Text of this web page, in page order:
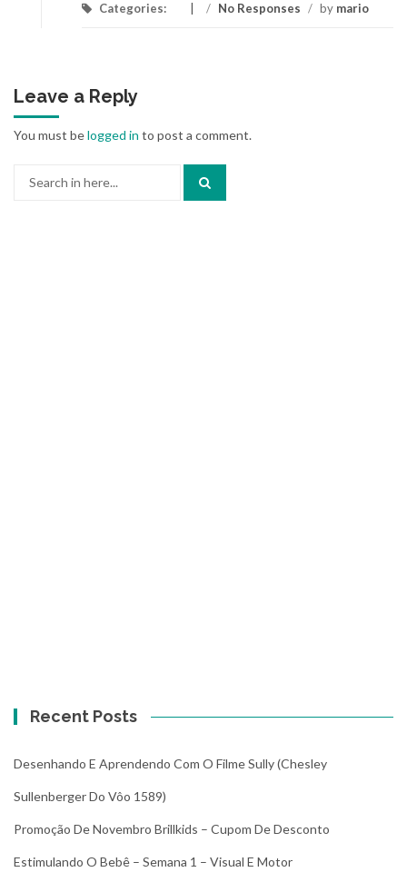
Categories: / No Responses / by mario
Leave a Reply
You must belogged in to post a comment.
Recent Posts
Desenhando E Aprendendo Com O Filme Sully (Chesley
Sullenberger Do Vôo 1589)
Promoção De Novembro Brillkids – Cupom De Desconto
Estimulando O Bebê – Semana 1 – Visual E Motor